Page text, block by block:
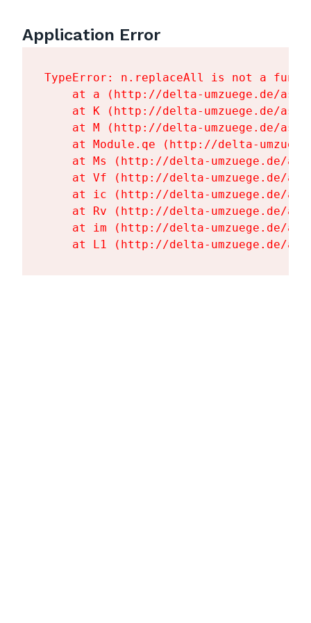
Application Error
TypeError: n.replaceAll is not a
at a (http://delta-umzuege.de/
at K (http://delta-umzuege.de/
at M (http://delta-umzuege.de/
at Module.qe (http://delta-
at Ms (http://delta-umzuege.de/
at Vf (http://delta-umzuege.de/
at ic (http://delta-umzuege.de/
at Rv (http://delta-umzuege.de/
at im (http://delta-umzuege.de/
at L1 (http://delta-umzuege.de/